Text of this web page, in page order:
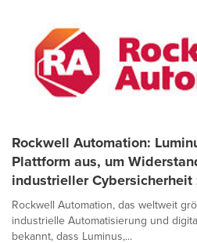
Rockwell Automation:
Plattform aus, um
industrieller Cybersicherheit
Rockwell Automation, das weltweit
industrielle Automatisierung und
bekannt, dass Luminus,...